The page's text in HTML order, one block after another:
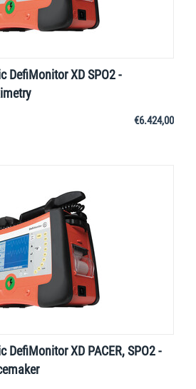
DefiMonitor XD SPO2 -
€6.424,00
DefiMonitor XD PACER, SPO2 -